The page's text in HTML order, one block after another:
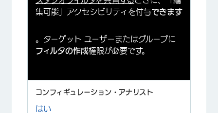
集可能」アクセシビリティを付与できます
。ターゲット ユーザーまたはグループに
フィルタの作成権限が必要です。
はい